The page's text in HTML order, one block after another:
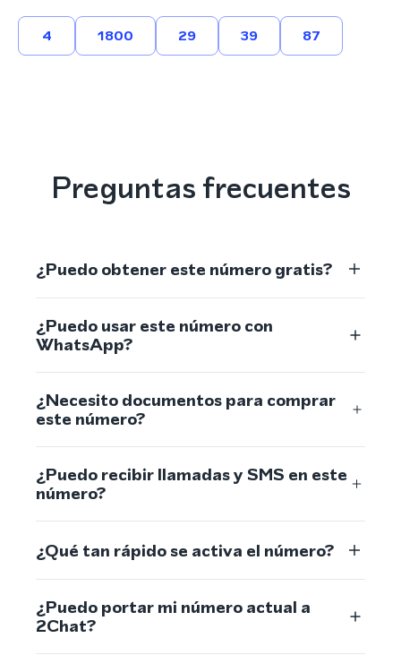
4 1800 29 39 87
Preguntas frecuentes
¿Puedo obtener este número gratis?
¿Puedo usar este número con
WhatsApp?
¿Necesito documentos para comprar
este número?
¿Puedo recibir llamadas y SMS en este
número?
¿Qué tan rápido se activa el número?
¿Puedo portar mi número actual a
2Chat?